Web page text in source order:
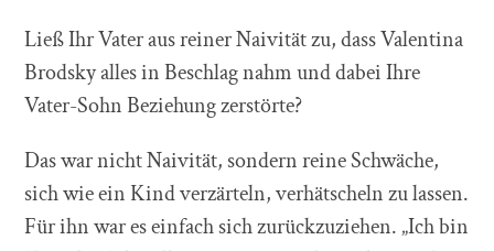
Ließ Ihr Vater aus reiner Naivität zu, dass Valentina
Brodsky alles in Beschlag nahm und dabei Ihre
Vater-Sohn Beziehung zerstörte?
Das war nicht Naivität, sondern reine Schwäche,
sich wie ein Kind verzärteln, verhätscheln zu lassen.
Für ihn war es einfach sich zurückzuziehen. „Ich bin